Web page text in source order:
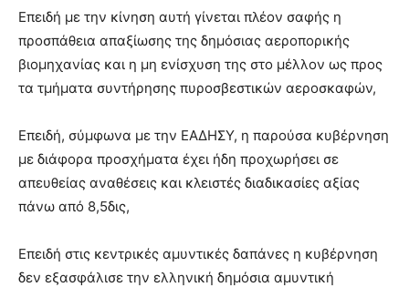
Επειδή με την κίνηση αυτή γίνεται πλέον σαφής η
προσπάθεια απαξίωσης της δημόσιας αεροπορικής
βιομηχανίας και η μη ενίσχυση της στο μέλλον ως προς
τα τμήματα συντήρησης πυροσβεστικών αεροσκαφών,
Επειδή, σύμφωνα με την ΕΑΔΗΣΥ, η παρούσα κυβέρνηση
με διάφορα προσχήματα έχει ήδη προχωρήσει σε
απευθείας αναθέσεις και κλειστές διαδικασίες αξίας
πάνω από 8,5δις,
Επειδή στις κεντρικές αμυντικές δαπάνες η κυβέρνηση
δεν εξασφάλισε την ελληνική δημόσια αμυντική